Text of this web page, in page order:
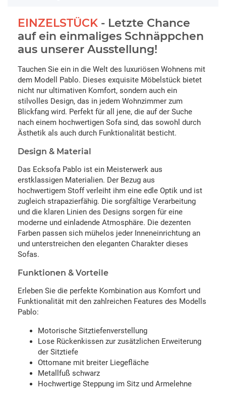
EINZELSTÜCK - Letzte Chance
auf ein einmaliges Schnäppchen
aus unserer Ausstellung!
Tauchen Sie ein in die Welt des luxuriösen Wohnens mit
dem Modell Pablo. Dieses exquisite Möbelstück bietet
nicht nur ultimativen Komfort, sondern auch ein
stilvolles Design, das in jedem Wohnzimmer zum
Blickfang wird. Perfekt für all jene, die auf der Suche
nach einem hochwertigen Sofa sind, das sowohl durch
Ästhetik als auch durch Funktionalität besticht.
Design & Material
Das Ecksofa Pablo ist ein Meisterwerk aus
erstklassigen Materialien. Der Bezug aus
hochwertigem Stoff verleiht ihm eine edle Optik und ist
zugleich strapazierfähig. Die sorgfältige Verarbeitung
und die klaren Linien des Designs sorgen für eine
moderne und einladende Atmosphäre. Die dezenten
Farben passen sich mühelos jeder Inneneinrichtung an
und unterstreichen den eleganten Charakter dieses
Sofas.
Funktionen & Vorteile
Erleben Sie die perfekte Kombination aus Komfort und
Funktionalität mit den zahlreichen Features des Modells
Pablo:
Motorische Sitztiefenverstellung
Lose Rückenkissen zur zusätzlichen Erweiterung
der Sitztiefe
Ottomane mit breiter Liegefläche
Metallfuß schwarz
Hochwertige Steppung im Sitz und Armelehne